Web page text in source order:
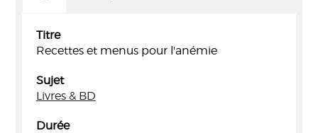
Titre
Recettes et menus pour l'anémie
Sujet
Livres & BD
Durée